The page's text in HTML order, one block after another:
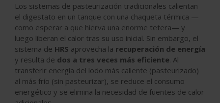
Los sistemas de pasteurización tradicionales calientan
el digestato en un tanque con una chaqueta térmica —
como esperar a que hierva una enorme tetera— y
luego liberan el calor tras su uso inicial. Sin embargo, el
sistema de HRS aprovecha la recuperación de energía
y resulta de dos a tres veces más eficiente. Al
transferir energía del lodo más caliente (pasteurizado)
al más frío (sin pasteurizar), se reduce el consumo
energético y se elimina la necesidad de fuentes de calor